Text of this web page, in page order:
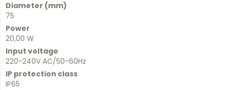
Diameter (mm)
75
Power
20,00 W
Input voltage
220-240V AC/50-60Hz
IP protection class
IP65